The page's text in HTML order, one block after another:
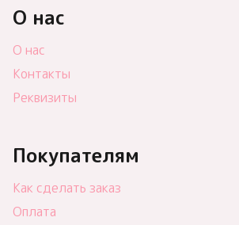
О нас
О нас
Контакты
Реквизиты
Покупателям
Как сделать заказ
Оплата